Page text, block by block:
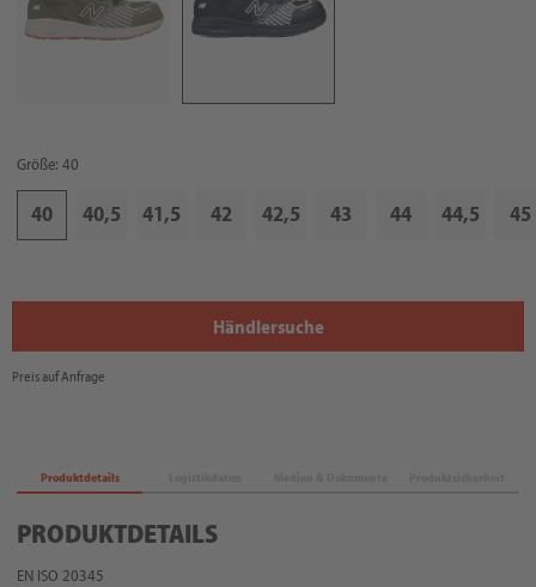
Größe: 40
40 40,5 41,5 42 42,5 43 44 44,5 45
Händlersuche
Preis auf Anfrage
Produktdetails
PRODUKTDETAILS
EN ISO 20345